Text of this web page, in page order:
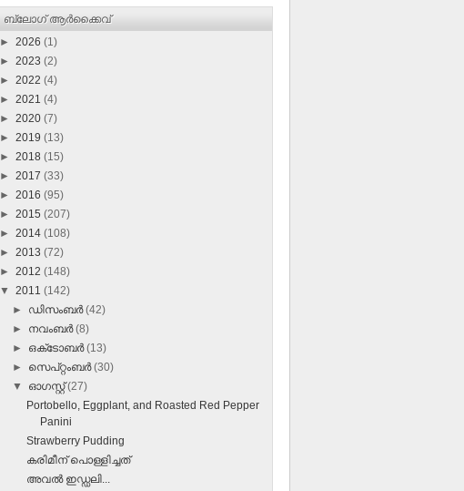
ബ്ലോഗ് ആര്‍ക്കൈവ്
► 2026 (1)
► 2023 (2)
► 2022 (4)
► 2021 (4)
► 2020 (7)
► 2019 (13)
► 2018 (15)
► 2017 (33)
► 2016 (95)
► 2015 (207)
► 2014 (108)
► 2013 (72)
► 2012 (148)
▼ 2011 (142)
► ഡിസംബർ(42)
► നവംബർ(8)
► ഒക്‌ടോബർ(13)
► സെപ്റ്റംബർ(30)
▼ ഓഗസ്റ്റ്(27)
Portobello, Eggplant, and Roasted Red Pepper
Panini
Strawberry Pudding
കരിമീന് പൊള്ളിച്ചത്
അവൽ ഇഡ്ഡലി...